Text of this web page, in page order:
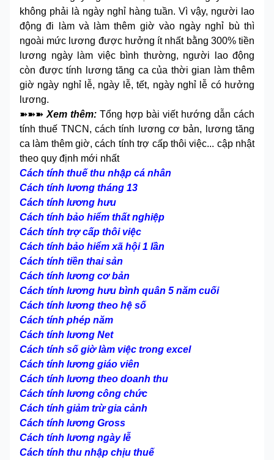
không phải là ngày nghỉ hàng tuần. Vì vậy, người lao
động đi làm và làm thêm giờ vào ngày nghỉ bù thì
ngoài mức lương được hưởng ít nhất bằng 300% tiền
lương ngày làm việc bình thường, người lao động
còn được tính lương tăng ca của thời gian làm thêm
giờ ngày nghỉ lễ, ngày lễ, tết, ngày nghỉ lễ có hưởng
lương.
➽➽➽ Xem thêm: Tổng hợp bài viết hướng dẫn cách
tính thuế TNCN, cách tính lương cơ bản, lương tăng
ca làm thêm giờ, cách tính trợ cấp thôi việc... cập nhật
theo quy định mới nhất
Cách tính thuế thu nhập cá nhân
Cách tính lương tháng 13
Cách tính lương hưu
Cách tính bảo hiểm thất nghiệp
Cách tính trợ cấp thôi việc
Cách tính bảo hiểm xã hội 1 lần
Cách tính tiền thai sản
Cách tính lương cơ bản
Cách tính lương hưu bình quân 5 năm cuối
Cách tính lương theo hệ số
Cách tính phép năm
Cách tính lương Net
Cách tính số giờ làm việc trong excel
Cách tính lương giáo viên
Cách tính lương theo doanh thu
Cách tính lương công chức
Cách tính giảm trừ gia cảnh
Cách tính lương Gross
Cách tính lương ngày lễ
Cách tính thu nhập chịu thuế